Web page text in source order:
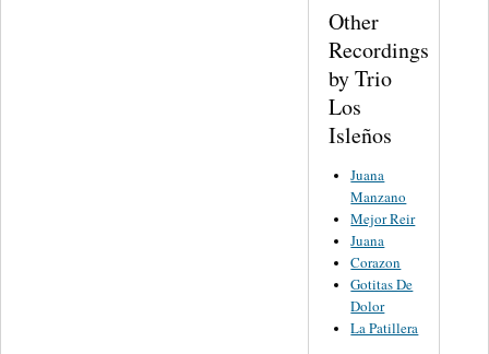
Other
Recordings
by Trio
Los
Isleños
Juana
Manzano
Mejor Reir
Juana
Corazon
Gotitas De
Dolor
La Patillera